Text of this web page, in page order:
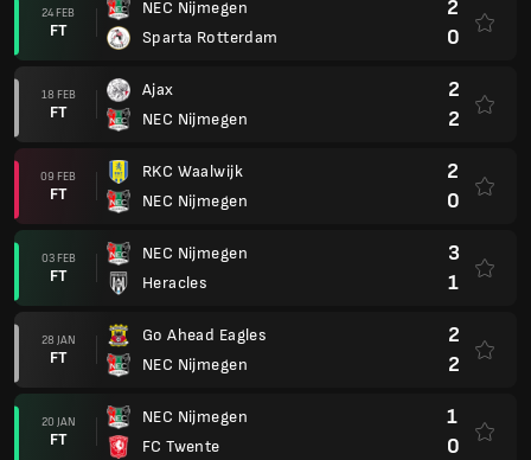
24 FEB
FT
NEC Nijmegen
Sparta Rotterdam
2
0
18 FEB
FT
Ajax
NEC Nijmegen
2
2
09 FEB
FT
RKC Waalwijk
NEC Nijmegen
2
0
03 FEB
FT
NEC Nijmegen
Heracles
3
1
28 JAN
FT
Go Ahead Eagles
NEC Nijmegen
2
2
20 JAN
FT
NEC Nijmegen
FC Twente
1
0